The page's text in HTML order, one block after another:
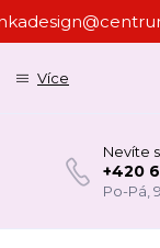
Více
Nevíte
+420
Po-Pá,